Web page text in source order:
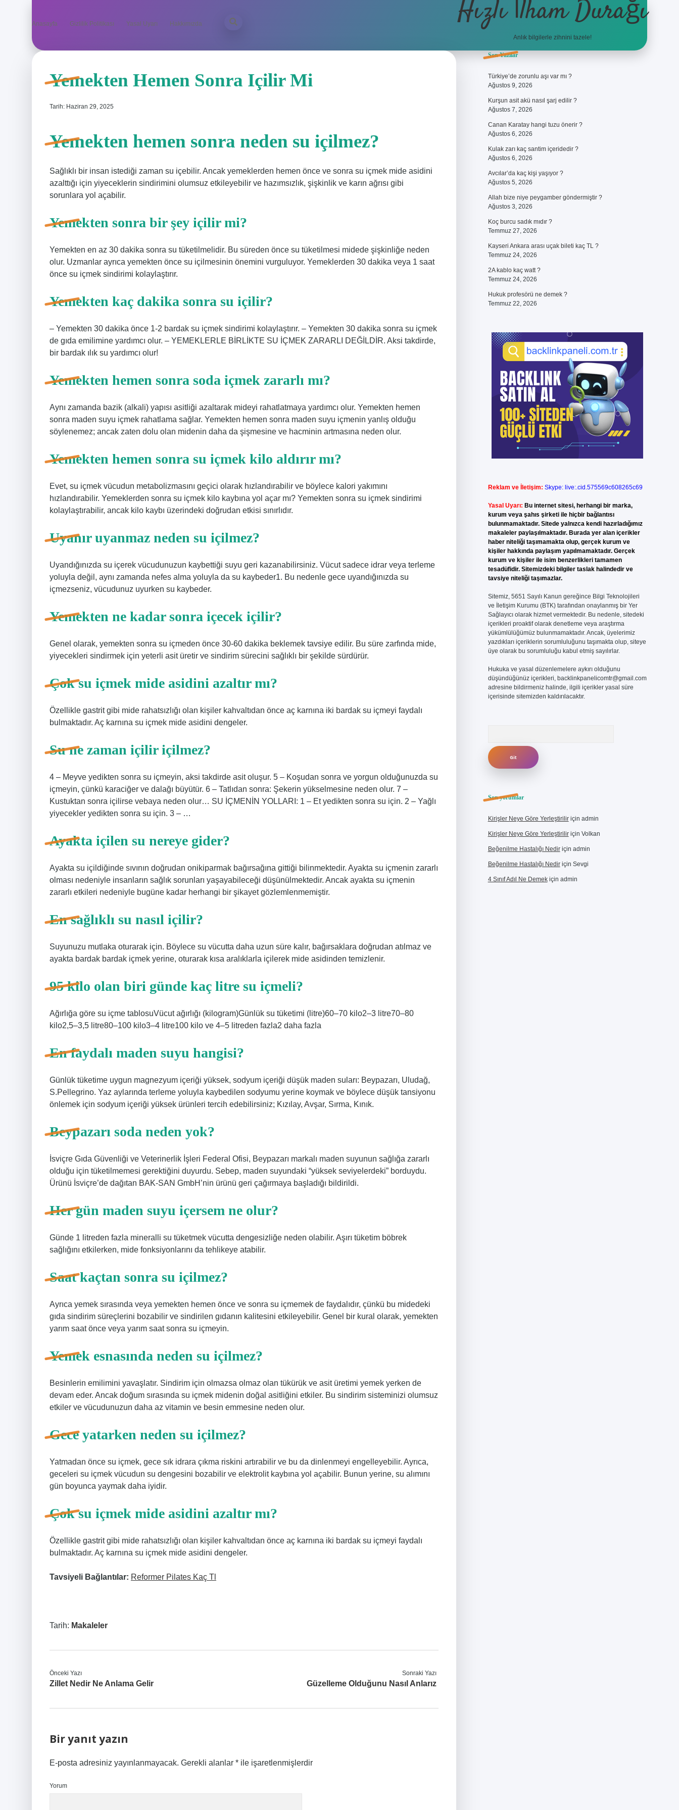
Anasayfa Gizlilik Politikası Yasal Uyarı Hakkımızda Hızlı İlham Durağı
Anlık bilgilerle zihnini tazele!
Yemekten Hemen Sonra Içilir Mi
Tarih: Haziran 29, 2025
Yemekten hemen sonra neden su içilmez?
Sağlıklı bir insan istediği zaman su içebilir. Ancak yemeklerden hemen önce ve sonra su içmek mide asidini
azalttığı için yiyeceklerin sindirimini olumsuz etkileyebilir ve hazımsızlık, şişkinlik ve karın ağrısı gibi
sorunlara yol açabilir.
Yemekten sonra bir şey içilir mi?
Yemekten en az 30 dakika sonra su tüketilmelidir. Bu süreden önce su tüketilmesi midede şişkinliğe neden
olur. Uzmanlar ayrıca yemekten önce su içilmesinin önemini vurguluyor. Yemeklerden 30 dakika veya 1 saat
önce su içmek sindirimi kolaylaştırır.
Yemekten kaç dakika sonra su içilir?
– Yemekten 30 dakika önce 1-2 bardak su içmek sindirimi kolaylaştırır. – Yemekten 30 dakika sonra su içmek
de gıda emilimine yardımcı olur. – YEMEKLERLE BİRLİKTE SU İÇMEK ZARARLI DEĞİLDİR. Aksi takdirde,
bir bardak ılık su yardımcı olur!
Yemekten hemen sonra soda içmek zararlı mı?
Aynı zamanda bazik (alkali) yapısı asitliği azaltarak mideyi rahatlatmaya yardımcı olur. Yemekten hemen
sonra maden suyu içmek rahatlama sağlar. Yemekten hemen sonra maden suyu içmenin yanlış olduğu
söylenemez; ancak zaten dolu olan midenin daha da şişmesine ve hacminin artmasına neden olur.
Yemekten hemen sonra su içmek kilo aldırır mı?
Evet, su içmek vücudun metabolizmasını geçici olarak hızlandırabilir ve böylece kalori yakımını
hızlandırabilir. Yemeklerden sonra su içmek kilo kaybına yol açar mı? Yemekten sonra su içmek sindirimi
kolaylaştırabilir, ancak kilo kaybı üzerindeki doğrudan etkisi sınırlıdır.
Uyanır uyanmaz neden su içilmez?
Uyandığınızda su içerek vücudunuzun kaybettiği suyu geri kazanabilirsiniz. Vücut sadece idrar veya terleme
yoluyla değil, aynı zamanda nefes alma yoluyla da su kaybeder1. Bu nedenle gece uyandığınızda su
içmezseniz, vücudunuz uyurken su kaybeder.
Yemekten ne kadar sonra içecek içilir?
Genel olarak, yemekten sonra su içmeden önce 30-60 dakika beklemek tavsiye edilir. Bu süre zarfında mide,
yiyecekleri sindirmek için yeterli asit üretir ve sindirim sürecini sağlıklı bir şekilde sürdürür.
Çok su içmek mide asidini azaltır mı?
Özellikle gastrit gibi mide rahatsızlığı olan kişiler kahvaltıdan önce aç karnına iki bardak su içmeyi faydalı
bulmaktadır. Aç karnına su içmek mide asidini dengeler.
Su ne zaman içilir içilmez?
4 – Meyve yedikten sonra su içmeyin, aksi takdirde asit oluşur. 5 – Koşudan sonra ve yorgun olduğunuzda su
içmeyin, çünkü karaciğer ve dalağı büyütür. 6 – Tatlıdan sonra: Şekerin yükselmesine neden olur. 7 –
Kustuktan sonra içilirse vebaya neden olur… SU İÇMENİN YOLLARI: 1 – Et yedikten sonra su için. 2 – Yağlı
yiyecekler yedikten sonra su için. 3 – …
Ayakta içilen su nereye gider?
Ayakta su içildiğinde sıvının doğrudan onikiparmak bağırsağına gittiği bilinmektedir. Ayakta su içmenin zararlı
olması nedeniyle insanların sağlık sorunları yaşayabileceği düşünülmektedir. Ancak ayakta su içmenin
zararlı etkileri nedeniyle bugüne kadar herhangi bir şikayet gözlemlenmemiştir.
En sağlıklı su nasıl içilir?
Suyunuzu mutlaka oturarak için. Böylece su vücutta daha uzun süre kalır, bağırsaklara doğrudan atılmaz ve
ayakta bardak bardak içmek yerine, oturarak kısa aralıklarla içilerek mide asidinden temizlenir.
95 kilo olan biri günde kaç litre su içmeli?
Ağırlığa göre su içme tablosuVücut ağırlığı (kilogram)Günlük su tüketimi (litre)60–70 kilo2–3 litre70–80
kilo2,5–3,5 litre80–100 kilo3–4 litre100 kilo ve 4–5 litreden fazla2 daha fazla
En faydalı maden suyu hangisi?
Günlük tüketime uygun magnezyum içeriği yüksek, sodyum içeriği düşük maden suları: Beypazarı, Uludağ,
S.Pellegrino. Yaz aylarında terleme yoluyla kaybedilen sodyumu yerine koymak ve böylece düşük tansiyonu
önlemek için sodyum içeriği yüksek ürünleri tercih edebilirsiniz; Kızılay, Avşar, Sırma, Kınık.
Beypazarı soda neden yok?
İsviçre Gıda Güvenliği ve Veterinerlik İşleri Federal Ofisi, Beypazarı markalı maden suyunun sağlığa zararlı
olduğu için tüketilmemesi gerektiğini duyurdu. Sebep, maden suyundaki “yüksek seviyelerdeki” borduydu.
Ürünü İsviçre’de dağıtan BAK-SAN GmbH’nin ürünü geri çağırmaya başladığı bildirildi.
Her gün maden suyu içersem ne olur?
Günde 1 litreden fazla mineralli su tüketmek vücutta dengesizliğe neden olabilir. Aşırı tüketim böbrek
sağlığını etkilerken, mide fonksiyonlarını da tehlikeye atabilir.
Saat kaçtan sonra su içilmez?
Ayrıca yemek sırasında veya yemekten hemen önce ve sonra su içmemek de faydalıdır, çünkü bu midedeki
gıda sindirim süreçlerini bozabilir ve sindirilen gıdanın kalitesini etkileyebilir. Genel bir kural olarak, yemekten
yarım saat önce veya yarım saat sonra su içmeyin.
Yemek esnasında neden su içilmez?
Besinlerin emilimini yavaşlatır. Sindirim için olmazsa olmaz olan tükürük ve asit üretimi yemek yerken de
devam eder. Ancak doğum sırasında su içmek midenin doğal asitliğini etkiler. Bu sindirim sisteminizi olumsuz
etkiler ve vücudunuzun daha az vitamin ve besin emmesine neden olur.
Gece yatarken neden su içilmez?
Yatmadan önce su içmek, gece sık idrara çıkma riskini artırabilir ve bu da dinlenmeyi engelleyebilir. Ayrıca,
geceleri su içmek vücudun su dengesini bozabilir ve elektrolit kaybına yol açabilir. Bunun yerine, su alımını
gün boyunca yaymak daha iyidir.
Çok su içmek mide asidini azaltır mı?
Özellikle gastrit gibi mide rahatsızlığı olan kişiler kahvaltıdan önce aç karnına iki bardak su içmeyi faydalı
bulmaktadır. Aç karnına su içmek mide asidini dengeler.
Tavsiyeli Bağlantılar: Reformer Pilates Kaç Tl
Tarih: Makaleler
Önceki Yazı
Zillet Nedir Ne Anlama Gelir
Sonraki Yazı
Güzelleme Olduğunu Nasıl Anlarız
Bir yanıt yazın
E-posta adresiniz yayınlanmayacak. Gerekli alanlar * ile işaretlenmişlerdir
Yorum
Sidebar
Son Yazılar
Türkiye’de zorunlu aşı var mı ?
Ağustos 9, 2026
Kurşun asit akü nasıl şarj edilir ?
Ağustos 7, 2026
Canan Karatay hangi tuzu önerir ?
Ağustos 6, 2026
Kulak zarı kaç santim içeridedir ?
Ağustos 6, 2026
Avcılar’da kaç kişi yaşıyor ?
Ağustos 5, 2026
Allah bize niye peygamber göndermiştir ?
Ağustos 3, 2026
Koç burcu sadık mıdır ?
Temmuz 27, 2026
Kayseri Ankara arası uçak bileti kaç TL ?
Temmuz 24, 2026
2A kablo kaç watt ?
Temmuz 24, 2026
Hukuk profesörü ne demek ?
Temmuz 22, 2026
Reklam ve İletişim: Skype: live:.cid.575569c608265c69
Yasal Uyarı: Bu internet sitesi, herhangi bir marka,
kurum veya şahıs şirketi ile hiçbir bağlantısı
bulunmamaktadır. Sitede yalnızca kendi hazırladığımız
makaleler paylaşılmaktadır. Burada yer alan içerikler
haber niteliği taşımamakta olup, gerçek kurum ve
kişiler hakkında paylaşım yapılmamaktadır. Gerçek
kurum ve kişiler ile isim benzerlikleri tamamen
tesadüfidir. Sitemizdeki bilgiler taslak halindedir ve
tavsiye niteliği taşımazlar.
Sitemiz, 5651 Sayılı Kanun gereğince Bilgi Teknolojileri
ve İletişim Kurumu (BTK) tarafından onaylanmış bir Yer
Sağlayıcı olarak hizmet vermektedir. Bu nedenle, sitedeki
içerikleri proaktif olarak denetleme veya araştırma
yükümlülüğümüz bulunmamaktadır. Ancak, üyelerimiz
yazdıkları içeriklerin sorumluluğunu taşımakta olup, siteye
üye olarak bu sorumluluğu kabul etmiş sayılırlar.
Hukuka ve yasal düzenlemelere aykırı olduğunu
düşündüğünüz içerikleri, backlinkpanelicomtr@gmail.com
adresine bildirmeniz halinde, ilgili içerikler yasal süre
içerisinde sitemizden kaldırılacaktır.
Son yorumlar
Kirişler Neye Göre Yerleştiriliriçin admin
Kirişler Neye Göre Yerleştiriliriçin Volkan
Beğenilme Hastalığı Nediriçin admin
Beğenilme Hastalığı Nediriçin Sevgi
4 Sınıf Adıl Ne Demekiçin admin